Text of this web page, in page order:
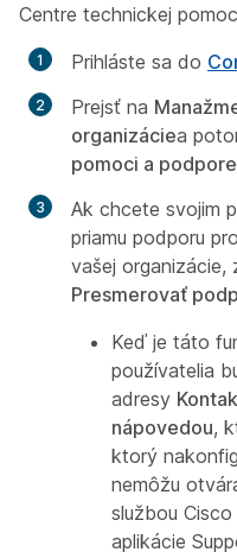
Centre technickej
Prihláste sa do
Prejsť na
organizáciea
pomoci a podpore
Ak chcete svojim
priamu podporu
vašej organizácie,
Presmerovať
Keď je táto
používatelia
adresy
nápovedou,
ktorý
nemôžu
službou
aplikácie